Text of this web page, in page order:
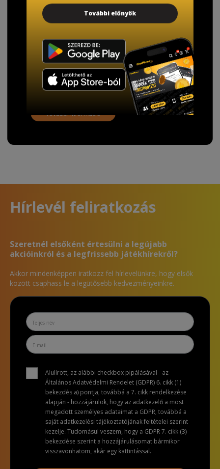
TISZTELT VÁSÁRLÓNK!
A Kormány döntése alapján a kereskedő minden tartós
adathordozó termék vásárlásakor köteles ingyenes
adattörlő kódot biztosítani.
További információ
Hírlevél feliratkozás
Szeretnél elsőként értesülni a legújabb
akcióinkról és a legfrissebb játékhírekről?
Akkor mindenképpen iratkozz fel hírlevelünkre, hogy elsők
között csaphass le a legütősebb kedvezményeinkre.
Alulírott, az alábbi checkbox pipálásával - az
Általános Adatvédelmi Rendelet (GDPR) 6. cikk (1)
bekezdés a) pontja, továbbá a 7. cikk rendelkezése
alapján - hozzájárulok, hogy az adatkezelő a most
megadott személyes adataimat a GDPR, továbbá a
saját adatkezelési tájékoztatójának feltételei szerint
kezelje. Tudomásul veszem, hogy a GDPR 7. cikk (3)
bekezdése szerint a hozzájárulásomat bármikor
visszavonhatom, akár egy kattintással.
További előnyök